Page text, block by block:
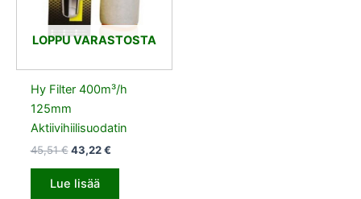
LOPPU VARASTOSTA
Hy Filter 400m³/h
125mm
Aktiivihiilisuodatin
45,51€ 43,22€
Lue lisää